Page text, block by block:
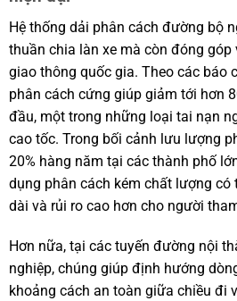
Hệ thống dải phân cách đường bộ
thuần chia làn xe mà còn đóng
giao thông quốc gia. Theo các báo
phân cách cứng giúp giảm tới hơn
đầu, một trong những loại tai nạn
cao tốc. Trong bối cảnh lưu lượng
20% hàng năm tại các thành phố
dụng phân cách kém chất lượng có
dài và rủi ro cao hơn cho người
Hơn nữa, tại các tuyến đường nội
nghiệp, chúng giúp định hướng
khoảng cách an toàn giữa chiều đi